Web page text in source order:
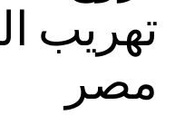
تهريب
مصر